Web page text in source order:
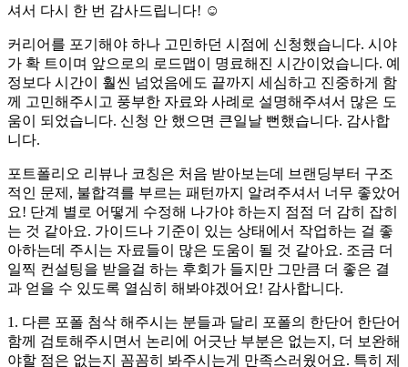
셔서 다시 한 번 감사드립니다! ☺️
커리어를 포기해야 하나 고민하던 시점에 신청했습니다. 시야
가 확 트이며 앞으로의 로드맵이 명료해진 시간이었습니다. 예
정보다 시간이 훨씬 넘었음에도 끝까지 세심하고 진중하게 함
께 고민해주시고 풍부한 자료와 사례로 설명해주셔서 많은 도
움이 되었습니다. 신청 안 했으면 큰일날 뻔했습니다. 감사합
니다.
포트폴리오 리뷰나 코칭은 처음 받아보는데 브랜딩부터 구조
적인 문제, 불합격를 부르는 패턴까지 알려주셔서 너무 좋았어
요! 단계 별로 어떻게 수정해 나가야 하는지 점점 더 감히 잡히
는 것 같아요. 가이드나 기준이 있는 상태에서 작업하는 걸 좋
아하는데 주시는 자료들이 많은 도움이 될 것 같아요. 조금 더
일찍 컨설팅을 받을걸 하는 후회가 들지만 그만큼 더 좋은 결
과 얻을 수 있도록 열심히 해봐야겠어요! 감사합니다.
1. 다른 포폴 첨삭 해주시는 분들과 달리 포폴의 한단어 한단어
함께 검토해주시면서 논리에 어긋난 부분은 없는지, 더 보완해
야할 점은 없는지 꼼꼼히 봐주시는게 만족스러웠어요. 특히 제